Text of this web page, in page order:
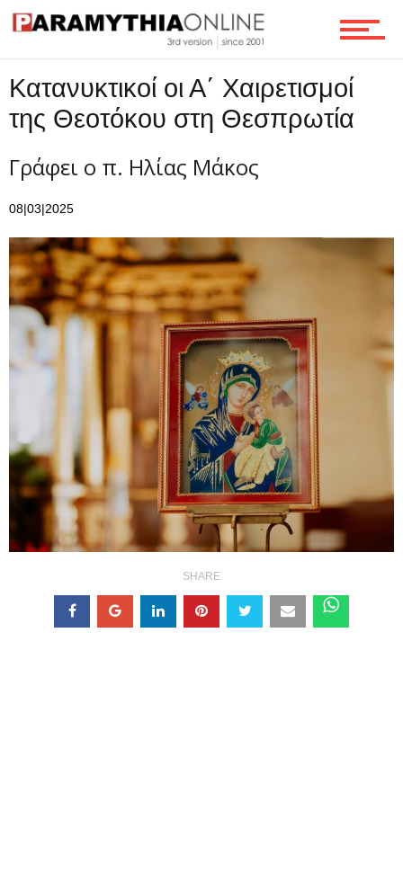
Ροή
Επικοινωνία
Κατανυκτικοί οι Α΄ Χαιρετισμοί
της Θεοτόκου στη Θεσπρωτία
Γράφει ο π. Ηλίας Μάκος
08|03|2025
SHARE